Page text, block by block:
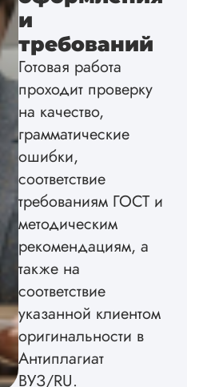
создал структуру
теме
без воды,
некоторые
изображения
пришлось
мне. Услугой
редактирования
не
Читать полный
и
требований
Готовая работа
проходит проверку
на качество,
грамматические
ошибки,
соответствие
требованиям ГОСТ и
методическим
рекомендациям, а
также на
соответствие
указанной клиентом
оригинальности в
Антиплагиат
ВУЗ/RU.